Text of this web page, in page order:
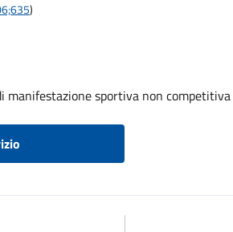
)
manifestazione sportiva non